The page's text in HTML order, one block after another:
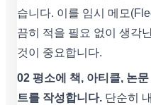
습니다. 이를 임시 메모
끔히 적을 필요 없이 생각
것이 중요합니다.
02 평소에 책, 아티클, 논
트를 작성합니다. 단순히